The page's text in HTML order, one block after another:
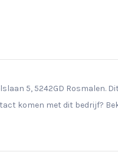
5, 5242GD Rosmalen.
komen met dit bedrijf?